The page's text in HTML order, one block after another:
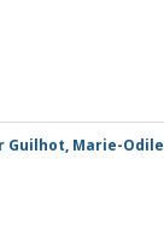
Guilhot, Marie-Odile